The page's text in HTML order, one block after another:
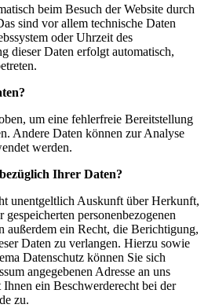
beim Besuch der Website durch
sind vor allem technische Daten
oder Uhrzeit des
dieser Daten erfolgt automatisch,
um eine fehlerfreie Bereitstellung
Andere Daten können zur Analyse
werden.
Ihrer Daten?
unentgeltlich Auskunft über Herkunft,
personenbezogenen
außerdem ein Recht, die Berichtigung,
Daten zu verlangen. Hierzu sowie
Datenschutz können Sie sich
angegebenen Adresse an uns
ein Beschwerderecht bei der
zu.